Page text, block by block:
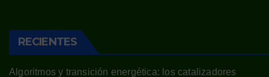
RECIENTES
Algoritmos y transición energética: los catalizadores